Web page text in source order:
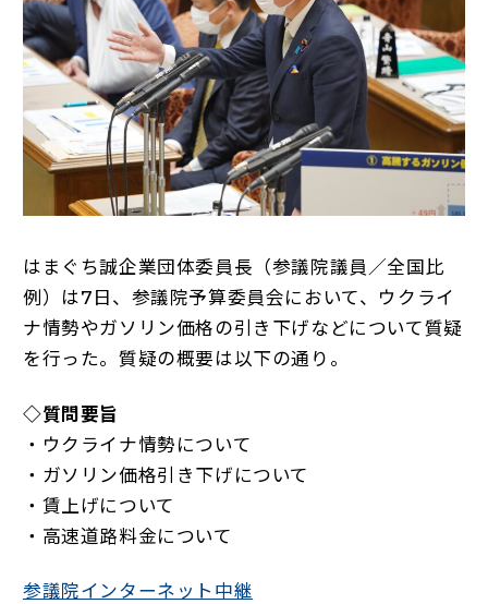
特定商取引法に基づく表記
はまぐち誠企業団体委員長（参議院議員／全国比
例）は7日、参議院予算委員会において、ウクライ
ナ情勢やガソリン価格の引き下げなどについて質疑
を行った。質疑の概要は以下の通り。
◇質問要旨
・ウクライナ情勢について
・ガソリン価格引き下げについて
・賃上げについて
・高速道路料金について
参議院インターネット中継